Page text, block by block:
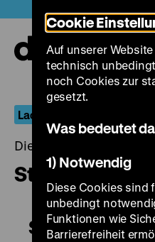
zum
Seiteninhalt
springen
Lachende Erben:
Dienstag, 05. Juli 2016,
Startfieber
Startfieber
Cookie
Auf unserer
technisch
noch Cookies zur
gesetzt.
Was bedeutet
1) Notwendig
Diese Cookies sind
unbedingt
Funktionen wie
Barrierefreiheit